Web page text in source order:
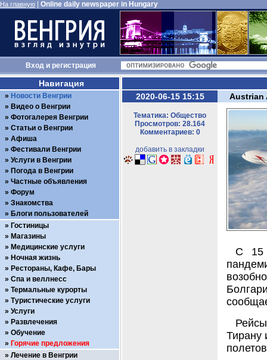
На главную Online daily newspaper in Hungary
Входи регистрация
2020-06-15 15:15
Тематика: Общество
Просмотров: 28.164
Комментариев: 0
добавить в закладки
Austrian
С 15
Тирану
Навигация
Новости Венгрии
Видео о Венгрии
Фотогалерея Венгрии
Статьи о Венгрии
Афиша
Фестивали Венгрии
Услуги в Венгрии
Погода в Венгрии
Частные объявления
Форум
Знакомства
Блоги пользователей
Гостиницы
Магазины
Медицинские услуги
Ночная жизнь
Рестораны, Кафе, Бары
Спа и веллнесс
Термальные курорты
Туристические услуги
Услуги
Развлечения
Обучение
Горячие предложения
Лечение в Венгрии